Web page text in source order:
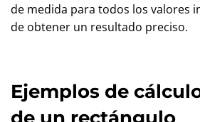
de medida para todos los valores
de obtener un resultado preciso.
Ejemplos de